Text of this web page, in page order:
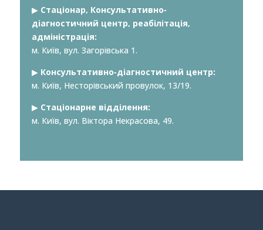
▶︎Стаціонар, Консультативно-
діагностичний центр, реабілітація,
адміністрація:
м. Київ, вул. Загорівська 1.
▶︎ Консультативно-діагностичний центр:
м. Київ, Несторівський провулок, 13/19.
▶︎ Стаціонарне відділення:
м. Київ, вул. Віктора Некрасова, 49.